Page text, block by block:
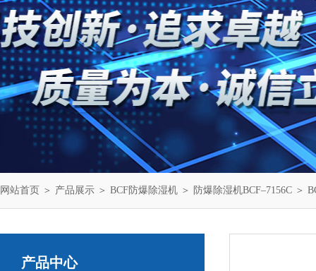
网站首页 ＞ 产品展示 ＞ BCF防爆除湿机 ＞ 防爆除湿机BCF–7156C ＞
产品中心